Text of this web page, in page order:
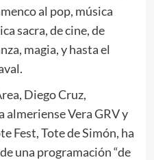
al pop, música
sacra, de cine, de
magia, y hasta el
Diego Cruz,
Vera GRV y
Fest, Tote de Simón, ha
una programación “de